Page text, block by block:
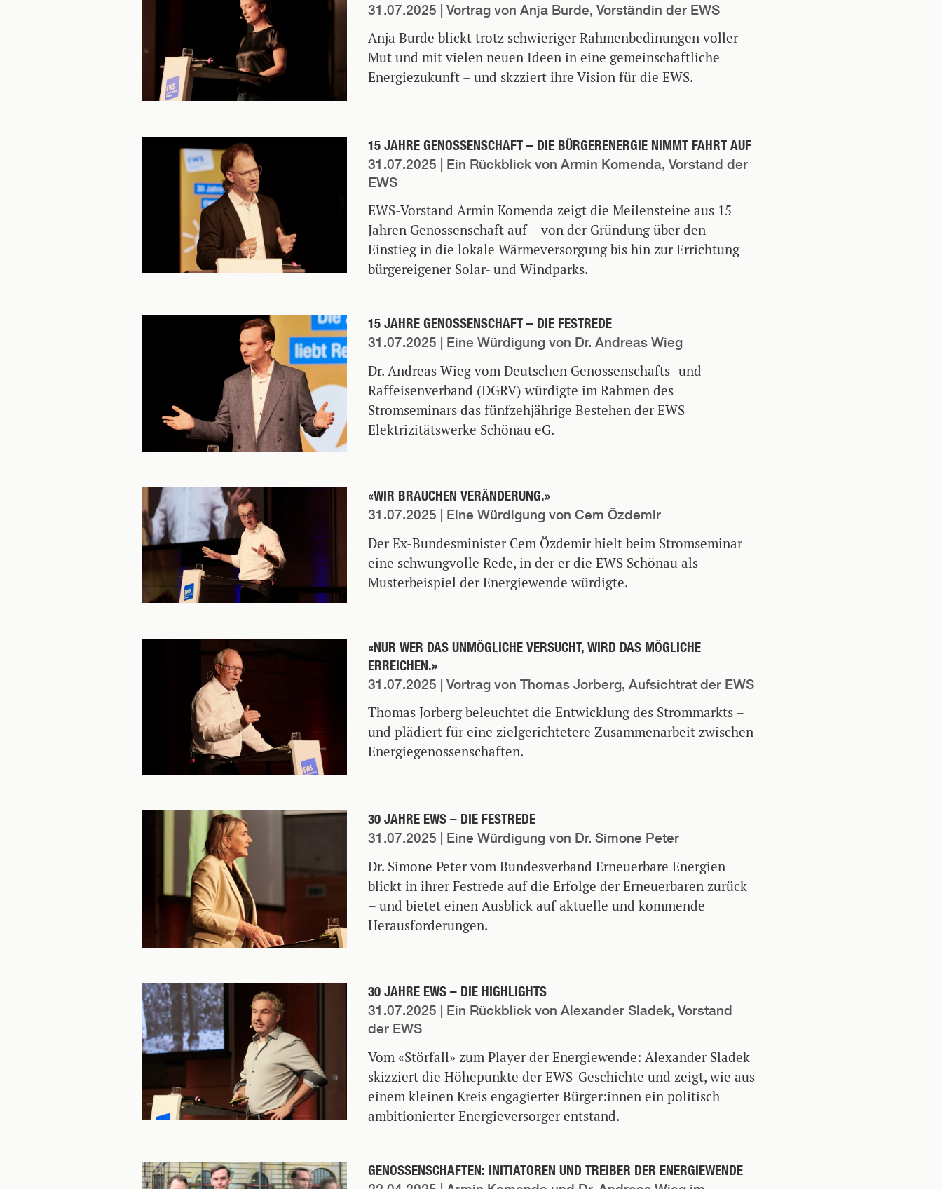
31.07.2025 | Vortrag von Anja Burde, Vorständin der EWS
Anja Burde blickt trotz schwieriger Rahmenbedinungen voller
Mut und mit vielen neuen Ideen in eine gemeinschaftliche
Energiezukunft – und skzziert ihre Vision für die EWS.
15 JAHRE GENOSSENSCHAFT – DIE BÜRGERENERGIE NIMMT FAHRT AUF
31.07.2025 | Ein Rückblick von Armin Komenda, Vorstand der
EWS
EWS-Vorstand Armin Komenda zeigt die Meilensteine aus 15
Jahren Genossenschaft auf – von der Gründung über den
Einstieg in die lokale Wärmeversorgung bis hin zur Errichtung
bürgereigener Solar- und Windparks.
15 JAHRE GENOSSENSCHAFT – DIE FESTREDE
31.07.2025 | Eine Würdigung von Dr. Andreas Wieg
Dr. Andreas Wieg vom Deutschen Genossenschafts- und
Raffeisenverband (DGRV) würdigte im Rahmen des
Stromseminars das fünfzehjährige Bestehen der EWS
Elektrizitätswerke Schönau eG.
«WIR BRAUCHEN VERÄNDERUNG.»
31.07.2025 | Eine Würdigung von Cem Özdemir
Der Ex-Bundesminister Cem Özdemir hielt beim Stromseminar
eine schwungvolle Rede, in der er die EWS Schönau als
Musterbeispiel der Energiewende würdigte.
«NUR WER DAS UNMÖGLICHE VERSUCHT, WIRD DAS MÖGLICHE
ERREICHEN.»
31.07.2025 | Vortrag von Thomas Jorberg, Aufsichtrat der EWS
Thomas Jorberg beleuchtet die Entwicklung des Strommarkts –
und plädiert für eine zielgerichtetere Zusammenarbeit zwischen
Energiegenossenschaften.
30 JAHRE EWS – DIE FESTREDE
31.07.2025 | Eine Würdigung von Dr. Simone Peter
Dr. Simone Peter vom Bundesverband Erneuerbare Energien
blickt in ihrer Festrede auf die Erfolge der Erneuerbaren zurück
– und bietet einen Ausblick auf aktuelle und kommende
Herausforderungen.
30 JAHRE EWS – DIE HIGHLIGHTS
31.07.2025
| Ein Rückblick von Alexander Sladek, Vorstand
der EWS
Vom «Störfall» zum Player der Energiewende: Alexander Sladek
skizziert die Höhepunkte der EWS-Geschichte und zeigt, wie aus
einem kleinen Kreis engagierter Bürger:innen ein politisch
ambitionierter Energieversorger entstand.
GENOSSENSCHAFTEN: INITIATOREN UND TREIBER DER ENERGIEWENDE